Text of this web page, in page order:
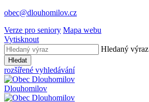
obec@dlouhomilov.cz
Verze pro seniory Mapa webu
Vytisknout
Hledaný výraz
Hledat
rozšířené vyhledávání
Dlouhomilov